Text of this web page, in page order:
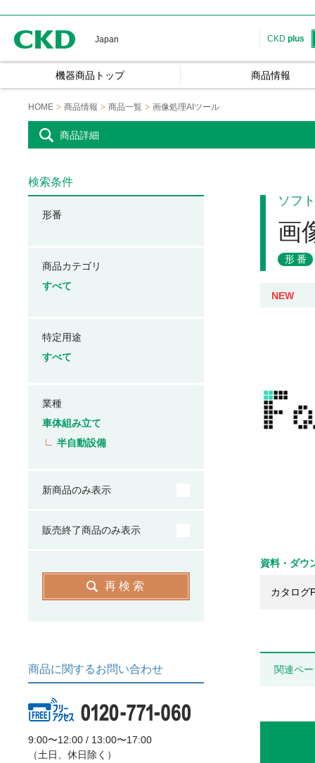
Japan CKD plus
機器商品トップ 商品情報
HOME 商品情報 商品一覧 画像処理AIツール
商品詳細
ソフ
画
形番
NEW
資料・ダウ
カタログ
関連ペ
検索条件
形番
商品カテゴリ
すべて
特定用途
すべて
業種
車体組み立て
半自動設備
新商品のみ表示
販売終了商品のみ表示
再検索
商品に関するお問い合わせ
9:00〜12:00 / 13:00〜17:00
（土日、休日除く）